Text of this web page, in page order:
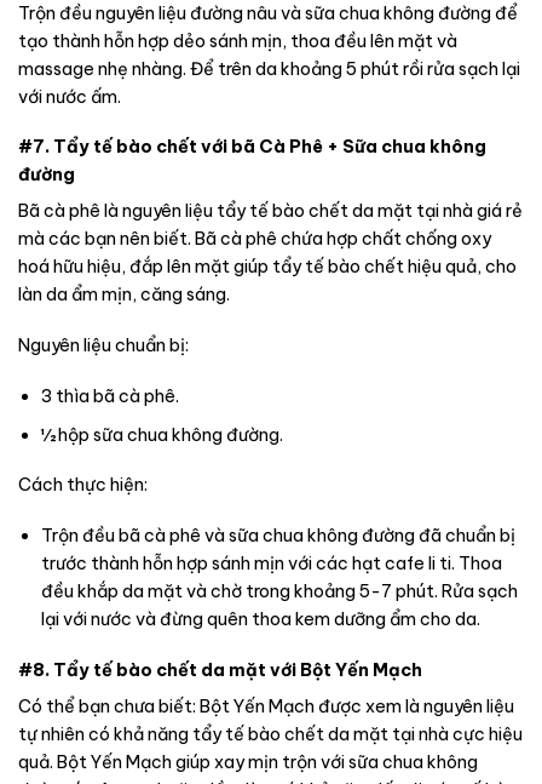
Trộn đều nguyên liệu đường nâu và sữa chua không đường để
tạo thành hỗn hợp dẻo sánh mịn, thoa đều lên mặt và
massage nhẹ nhàng. Để trên da khoảng 5 phút rồi rửa sạch lại
với nước ấm.
#7. Tẩy tế bào chết với bã Cà Phê + Sữa chua không
đường
Bã cà phê là nguyên liệu tẩy tế bào chết da mặt tại nhà giá rẻ
mà các bạn nên biết. Bã cà phê chứa hợp chất chống oxy
hoá hữu hiệu, đắp lên mặt giúp tẩy tế bào chết hiệu quả, cho
làn da ẩm mịn, căng sáng.
Nguyên liệu chuẩn bị:
3 thìa bã cà phê.
½ hộp sữa chua không đường.
Cách thực hiện:
Trộn đều bã cà phê và sữa chua không đường đã chuẩn bị
trước thành hỗn hợp sánh mịn với các hạt cafe li ti. Thoa
đều khắp da mặt và chờ trong khoảng 5-7 phút. Rửa sạch
lại với nước và đừng quên thoa kem dưỡng ẩm cho da.
#8. Tẩy tế bào chết da mặt với Bột Yến Mạch
Có thể bạn chưa biết: Bột Yến Mạch được xem là nguyên liệu
tự nhiên có khả năng tẩy tế bào chết da mặt tại nhà cực hiệu
quả. Bột Yến Mạch giúp xay mịn trộn với sữa chua không